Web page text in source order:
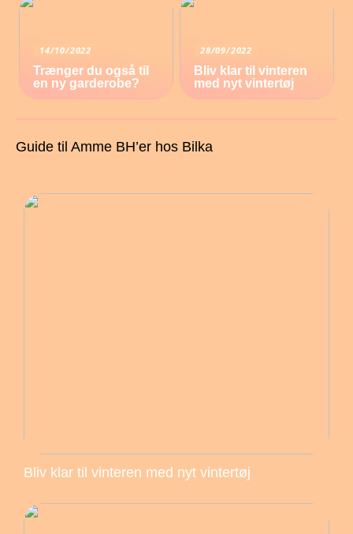
14/10/2022
Trænger du også til
en ny garderobe?
28/09/2022
Bliv klar til vinteren
med nyt vintertøj
Guide til Amme BH’er hos Bilka
Bliv klar til vinteren med nyt vintertøj